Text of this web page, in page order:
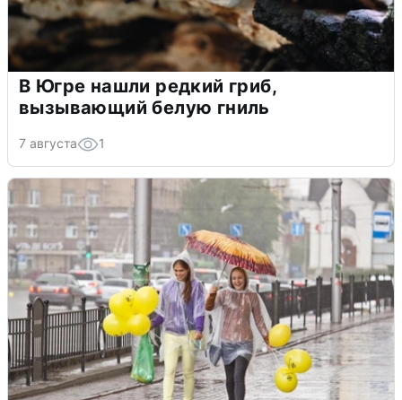
В Югре нашли редкий гриб,
вызывающий белую гниль
7 августа 1